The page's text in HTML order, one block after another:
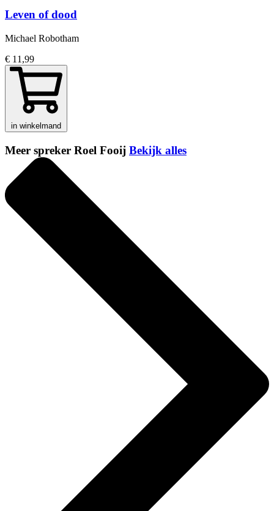
Leven of dood
Michael Robotham
€ 11,99
in winkelmand
Meer spreker Roel Fooij Bekijk alles